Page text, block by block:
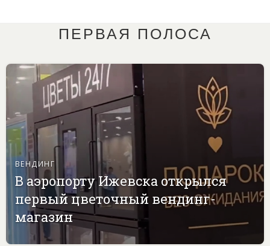
ПЕРВАЯ ПОЛОСА
ВЕНДИНГ
В аэропорту Ижевска открылся
первый цветочный вендинг-
магазин